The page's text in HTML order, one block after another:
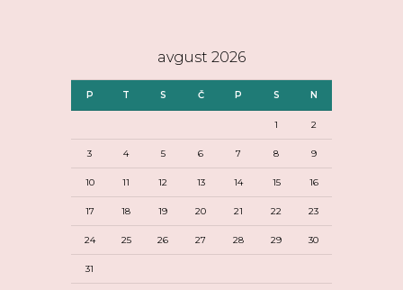
avgust 2026
P T S Č P S N
1 2
3 4 5 6 7 8 9
10 11 12 13 14 15 16
17 18 19 20 21 22 23
24 25 26 27 28 29 30
31